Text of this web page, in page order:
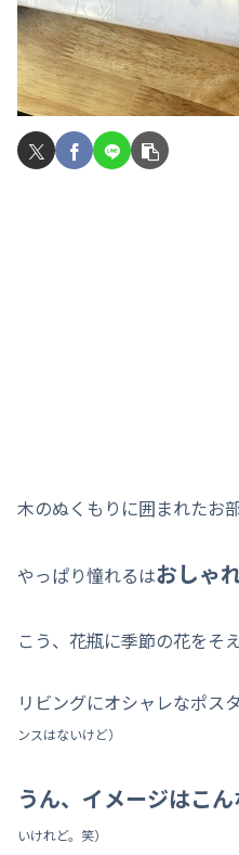
木のぬくもりに囲まれたお
やっぱり憧れるはおしゃ
こう、花瓶に季節の花をそ
リビングにオシャレなポス
ンスはないけど）
うん、イメージはこん
いけれど。笑）